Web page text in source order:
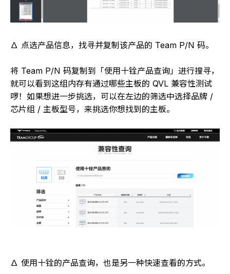
∆ 点选产品信息，找寻并复制该产品的 Team P/N 码。
将 Team P/N 码复制到「使用十铨产品查询」进行搜寻，
就可以看到这组内存有通过哪些主板的 QVL 兼容性测试
啰！如果想进一步挑选，可以在左边的筛选中选择品牌 /
芯片组 / 主板型号，来挑选你想找到的主板。
∆ 使用十铨的产品查询，也是另一种快速查看的方式。